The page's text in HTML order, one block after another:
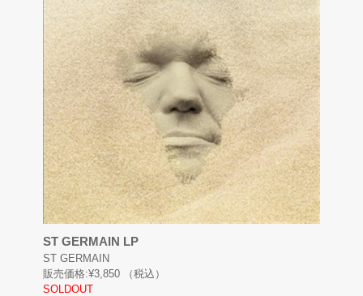
ST GERMAIN LP
ST GERMAIN
販売価格:¥3,850
（税込）
SOLDOUT